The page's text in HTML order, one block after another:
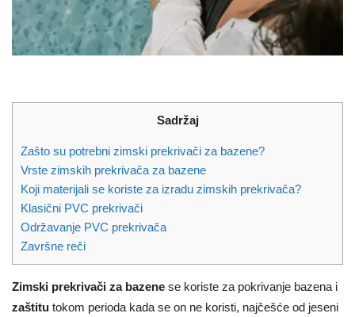
Sadržaj
Zašto su potrebni zimski prekrivači za bazene?
Vrste zimskih prekrivača za bazene
Koji materijali se koriste za izradu zimskih prekrivača?
Klasični PVC prekrivači
Održavanje PVC prekrivača
Završne reči
Zimski prekrivači za bazene se koriste za pokrivanje bazena i
zaštitu tokom perioda kada se on ne koristi, najčešće od jeseni